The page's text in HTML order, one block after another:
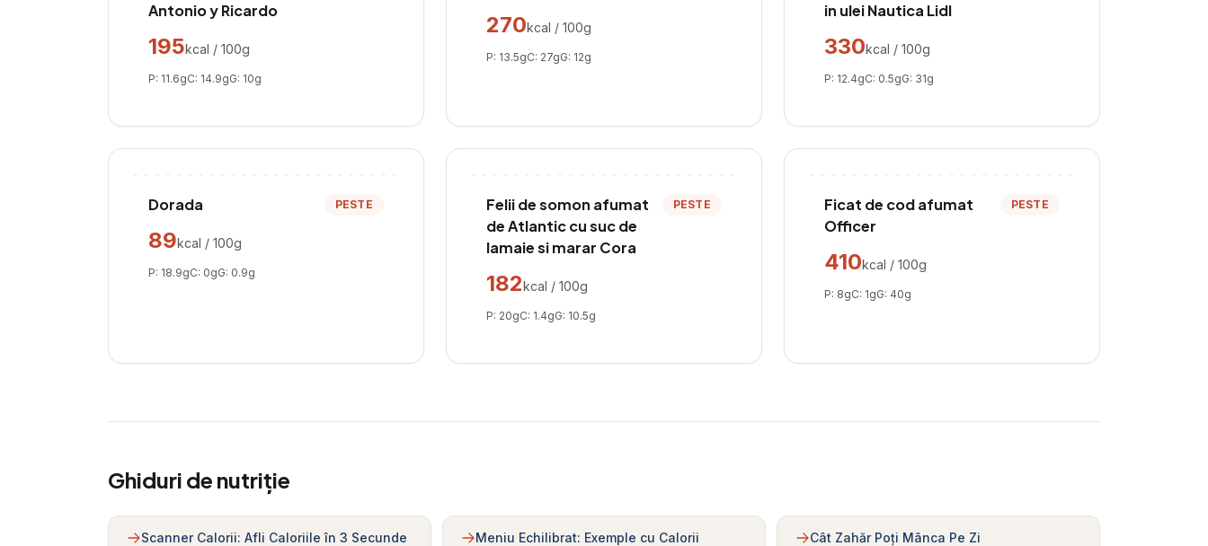
Antonio y Ricardo
195kcal / 100g
P: 11.6gC: 14.9gG: 10g
270kcal / 100g
P: 13.5gC: 27gG: 12g
in ulei Nautica Lidl
330kcal / 100g
P: 12.4gC: 0.5gG: 31g
Dorada PESTE
89kcal / 100g
P: 18.9gC: 0gG: 0.9g
Felii de somon afumat
de Atlantic cu suc de
lamaie si marar Cora
PESTE
182kcal / 100g
P: 20gC: 1.4gG: 10.5g
Ficat de cod afumat
Officer
PESTE
410kcal / 100g
P: 8gC: 1gG: 40g
Ghiduri de nutriție
Scanner Calorii: Afli Caloriile în 3 Secunde Meniu Echilibrat: Exemple cu Calorii Cât Zahăr Poți Mânca Pe Zi